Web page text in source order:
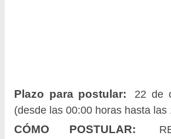
Plazo para postular:
22 de
(desde las 00:00 horas hasta las
CÓMO POSTULAR: